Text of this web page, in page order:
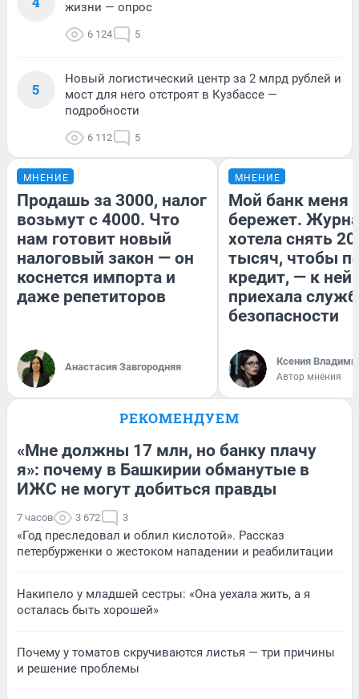
жизни — опрос
6 124 5
5
Новый логистический центр за 2 млрд рублей и
мост для него отстроят в Кузбассе —
подробности
6 112 5
МНЕНИЕ
Продашь за 3000, налог
возьмут с 4000. Что
нам готовит новый
налоговый закон — он
коснется импорта и
даже репетиторов
Анастасия Завгородняя
МНЕНИЕ
Мой банк меня
бережет.
хотела снять
тысяч, чтобы
кредит, — к
приехала
безопасности
Ксения
Автор мнения
РЕКОМЕНДУЕМ
«Мне должны 17 млн, но банку плачу
я»: почему в Башкирии обманутые в
ИЖС не могут добиться правды
7 часов 3 672 3
«Год преследовал и облил кислотой». Рассказ
петербурженки о жестоком нападении и реабилитации
Накипело у младшей сестры: «Она уехала жить, а я
осталась быть хорошей»
Почему у томатов скручиваются листья — три причины
и решение проблемы